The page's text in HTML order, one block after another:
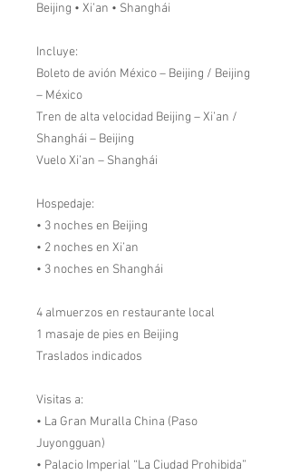
Beijing • Xi’an • Shanghái
Incluye:
Boleto de avión México – Beijing / Beijing
– México
Tren de alta velocidad Beijing – Xi’an /
Shanghái – Beijing
Vuelo Xi’an – Shanghái
Hospedaje:
• 3 noches en Beijing
• 2 noches en Xi’an
• 3 noches en Shanghái
4 almuerzos en restaurante local
1 masaje de pies en Beijing
Traslados indicados
Visitas a:
• La Gran Muralla China (Paso
Juyongguan)
• Palacio Imperial “La Ciudad Prohibida”